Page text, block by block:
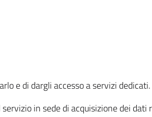
e di dargli accesso a servizi dedicati.
in sede di acquisizione dei dati